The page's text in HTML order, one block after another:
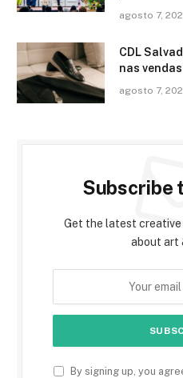
agosto 7,
CDL
nas
agosto 7,
Subscribe
Get the latest
about art
By signing up, you